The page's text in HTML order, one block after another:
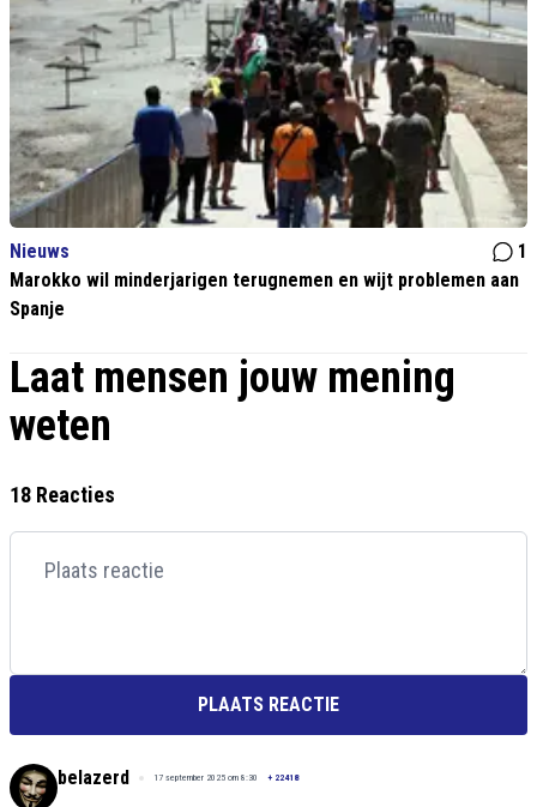
Nieuws
1
Marokko wil minderjarigen terugnemen en wijt problemen aan
Spanje
Laat mensen jouw mening
weten
18 Reacties
PLAATS REACTIE
belazerd 17 september 2025 om 8:30 + 22418